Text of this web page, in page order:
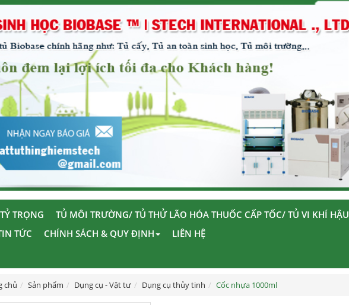
TRỌNG TỦ MÔI TRƯỜNG/ TỦ THỬ LÃO HÓA THUỐC CẤP TỐC/ TỦ VI KHÍ HẬU
TỨC CHÍNH SÁCH & QUY ĐỊNH LIÊN HỆ
chủ Sản phẩm Dụng cụ - Vật tư Dụng cụ thủy tinh Cốc nhựa 1000ml